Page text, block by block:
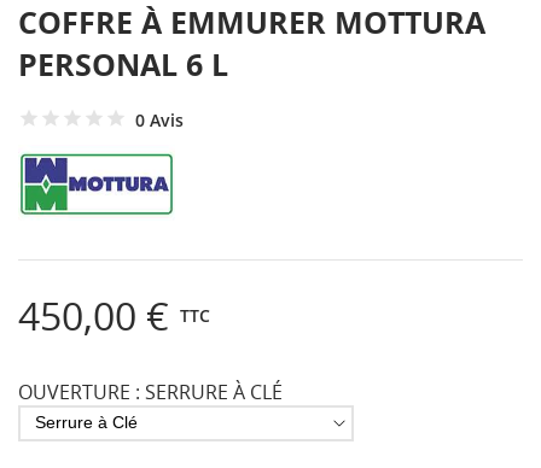
COFFRE À EMMURER MOTTURA
PERSONAL 6 L
0 Avis
450,00 € TTC
OUVERTURE : SERRURE À CLÉ